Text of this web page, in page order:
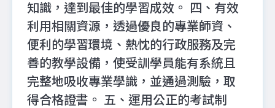
知識，達到最佳的學習成效。 四、有效
利用相關資源，透過優良的專業師資、
便利的學習環境、熱忱的行政服務及完
善的教學設備，使受訓學員能有系統且
完整地吸收專業學識，並通過測驗，取
得合格證書。 五、運用公正的考試制